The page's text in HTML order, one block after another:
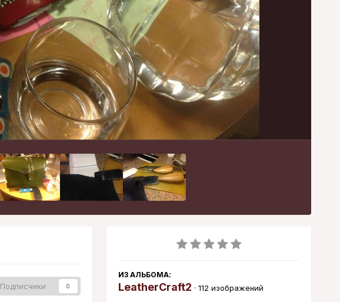
Инструменты
Подписчики 0
ИЗ АЛЬБОМА:
LeatherCraft2 · 112 изображений